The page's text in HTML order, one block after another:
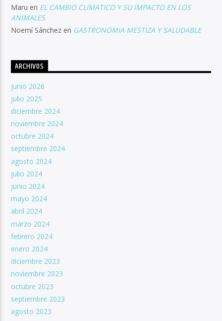
Maru en EL CAMBIO CLIMATICO Y SU IMPACTO EN LOS
ANIMALES
Noemí Sánchez en GASTRONOMIA MESTIZA Y SALUDABLE
ARCHIVOS
junio 2026
julio 2025
diciembre 2024
noviembre 2024
octubre 2024
septiembre 2024
agosto 2024
julio 2024
junio 2024
mayo 2024
abril 2024
marzo 2024
febrero 2024
enero 2024
diciembre 2023
noviembre 2023
octubre 2023
septiembre 2023
agosto 2023